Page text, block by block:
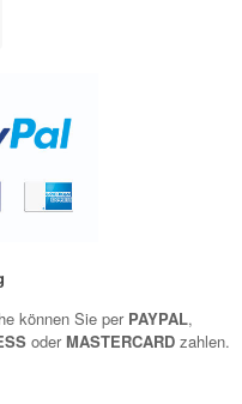
können Sie per PAYPAL,
oderMASTERCARD zahlen.